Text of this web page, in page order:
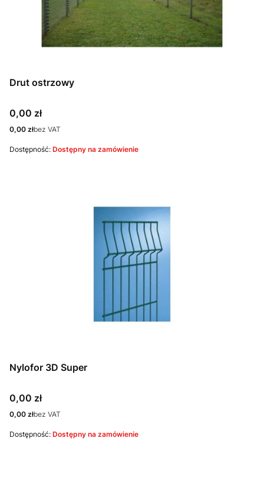
Drut ostrzowy
Cena
0,00 zł
Cena
0,00 złbez VAT
Dostępność: Dostępny na zamówienie
Nylofor 3D Super
Cena
0,00 zł
Cena
0,00 złbez VAT
Dostępność: Dostępny na zamówienie